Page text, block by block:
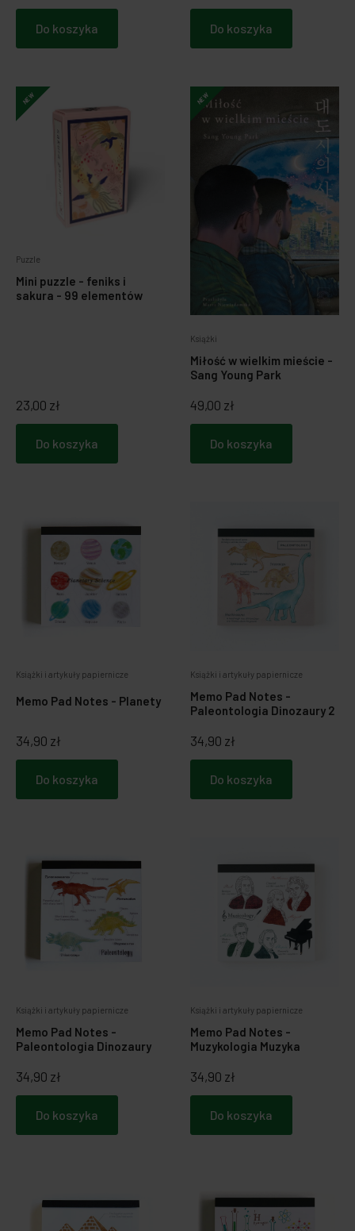
Do koszyka Do koszyka
Puzzle
Mini puzzle - feniks i
sakura - 99 elementów
23,00 zł
Do koszyka
NEW
Książki
Miłość w wielkim mieście -
Sang Young Park
49,00 zł
Do koszyka
NEW
Książki i artykuły papiernicze
Memo Pad Notes - Planety
34,90 zł
Do koszyka
Książki i artykuły papiernicze
Memo Pad Notes -
Paleontologia Dinozaury 2
34,90 zł
Do koszyka
Książki i artykuły papiernicze
Memo Pad Notes -
Paleontologia Dinozaury
34,90 zł
Do koszyka
Książki i artykuły papiernicze
Memo Pad Notes -
Muzykologia Muzyka
34,90 zł
Do koszyka